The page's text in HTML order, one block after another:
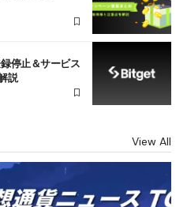
停止＆サービス
説
View All